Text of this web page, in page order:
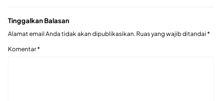
Tinggalkan Balasan
Alamat email Anda tidak akan dipublikasikan. Ruas yang wajib ditandai *
Komentar*